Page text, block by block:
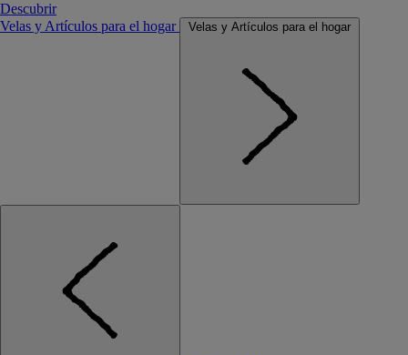
Descubrir
Velas y Artículos para el hogar
Velas y Artículos para el hogar